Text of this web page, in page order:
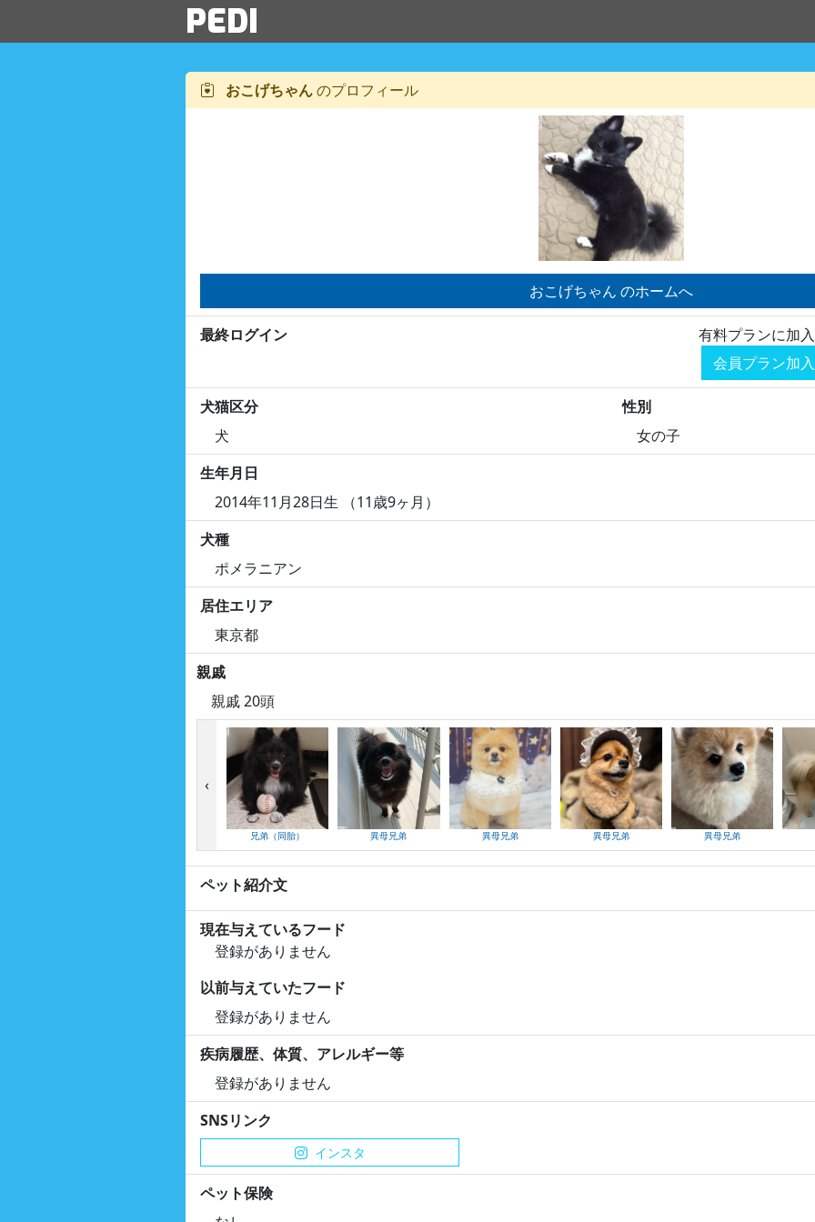
PEDI
おこげちゃんのプロフィール
おこげちゃん のホームへ
最終ログイン
有料プランに加
会員プラン加
犬猫区分
犬
性別
女の子
生年月日
2014年11月28日生 （11歳9ヶ月）
犬種
ポメラニアン
居住エリア
東京都
親戚
親戚 20頭
兄弟（同胎） 異母兄弟 異母兄弟 異母兄弟 異母兄弟
‹
ペット紹介文
現在与えているフード
登録がありません
以前与えていたフード
登録がありません
疾病履歴、体質、アレルギー等
登録がありません
SNSリンク
インスタ
ペット保険